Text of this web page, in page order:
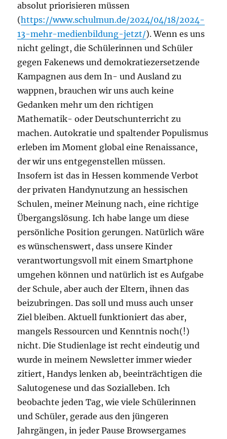
absolut priorisieren müssen
(https://www.schulmun.de/2024/04/18/2024-
13-mehr-medienbildung-jetzt/). Wenn es uns
nicht gelingt, die Schülerinnen und Schüler
gegen Fakenews und demokratiezersetzende
Kampagnen aus dem In- und Ausland zu
wappnen, brauchen wir uns auch keine
Gedanken mehr um den richtigen
Mathematik- oder Deutschunterricht zu
machen. Autokratie und spaltender Populismus
erleben im Moment global eine Renaissance,
der wir uns entgegenstellen müssen.
Insofern ist das in Hessen kommende Verbot
der privaten Handynutzung an hessischen
Schulen, meiner Meinung nach, eine richtige
Übergangslösung. Ich habe lange um diese
persönliche Position gerungen. Natürlich wäre
es wünschenswert, dass unsere Kinder
verantwortungsvoll mit einem Smartphone
umgehen können und natürlich ist es Aufgabe
der Schule, aber auch der Eltern, ihnen das
beizubringen. Das soll und muss auch unser
Ziel bleiben. Aktuell funktioniert das aber,
mangels Ressourcen und Kenntnis noch(!)
nicht. Die Studienlage ist recht eindeutig und
wurde in meinem Newsletter immer wieder
zitiert, Handys lenken ab, beeinträchtigen die
Salutogenese und das Sozialleben. Ich
beobachte jeden Tag, wie viele Schülerinnen
und Schüler, gerade aus den jüngeren
Jahrgängen, in jeder Pause Browsergames